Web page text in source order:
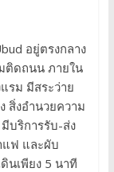
อยู่ตรงกลาง
ติดถนน ภายใน
รม มีสระว่าย
สิ่งอำนวยความ
บริการรับ-ส่ง
แฟ และผับ
นเพียง 5 นาที